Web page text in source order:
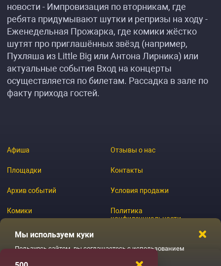
новости - Импровизация по вторникам, где
ребята придумывают шутки и репризы на ходу -
Еженедельная Прожарка, где комики жёстко
шутят про приглашённых звёзд (например,
Пухляша из Little Big или Антона Лирника) или
актуальные события Вход на концерты
осуществляется по билетам. Рассадка в зале по
факту прихода гостей.
Афиша
Площадки
Архив событий
Комики
Журнал
Отзывы о нас
Контакты
Условия продажи
Политика
конфиденциальности
Мы используем куки
Пользуясь сайтом, вы соглашаетесь с использованием